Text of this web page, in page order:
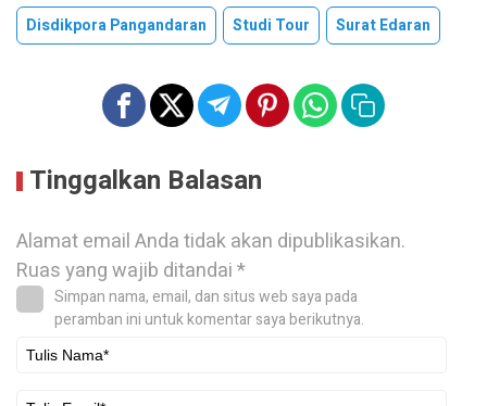
Disdikpora Pangandaran Studi Tour Surat Edaran
Tinggalkan Balasan
Alamat email Anda tidak akan dipublikasikan.
Ruas yang wajib ditandai*
Simpan nama, email, dan situs web saya pada
peramban ini untuk komentar saya berikutnya.